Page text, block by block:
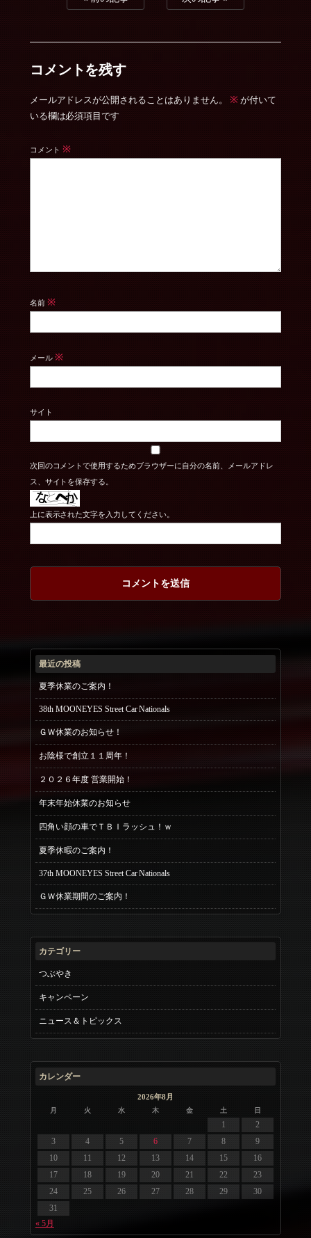
コメントを残す
メールアドレスが公開されることはありません。 ※ が付いて
いる欄は必須項目です
コメント ※
名前 ※
メール ※
サイト
次回のコメントで使用するためブラウザーに自分の名前、メールアドレ
ス、サイトを保存する。
上に表示された文字を入力してください。
最近の投稿
夏季休業のご案内！
38th MOONEYES Street Car Nationals
ＧＷ休業のお知らせ！
お陰様で創立１１周年！
２０２６年度 営業開始！
年末年始休業のお知らせ
四角い顔の車でＴＢＩラッシュ！ｗ
夏季休暇のご案内！
37th MOONEYES Street Car Nationals
ＧＷ休業期間のご案内！
カテゴリー
つぶやき
キャンペーン
ニュース＆トピックス
カレンダー
2026年8月
月 火 水 木 金 土 日
1
2
3
4 5 6 7 8
9
10
11 12 13 14 15
16
17
18 19 20 21 22
23
24
25 26 27 28 29
30
31
« 5月